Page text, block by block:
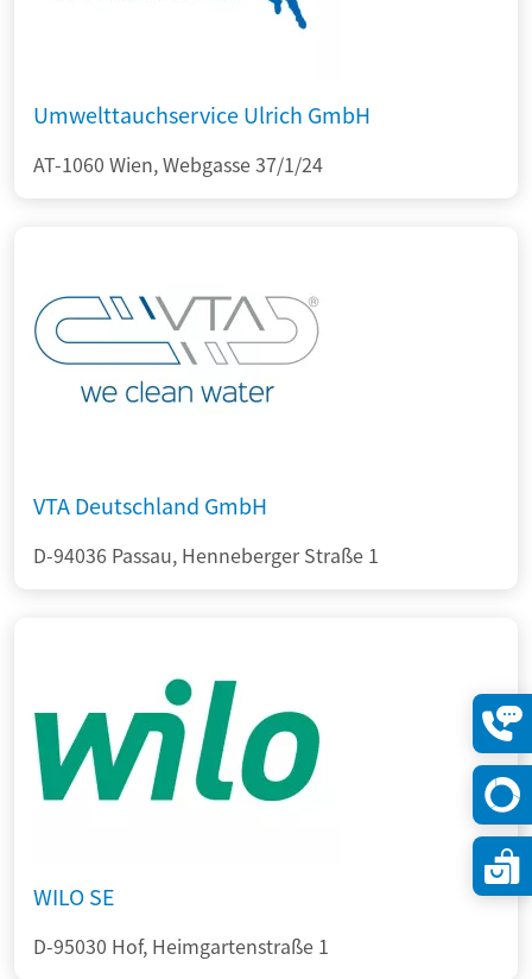
Umwelttauchservice Ulrich GmbH
AT-1060 Wien, Webgasse 37/1/24
VTA Deutschland GmbH
D-94036 Passau, Henneberger Straße 1
WILO SE
D-95030 Hof, Heimgartenstraße 1